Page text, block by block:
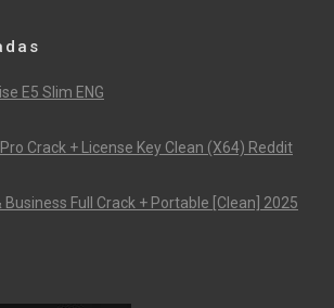
E5 Slim ENG
Crack + License Key Clean (x64) Reddit
Full Crack + Portable [Clean] 2025